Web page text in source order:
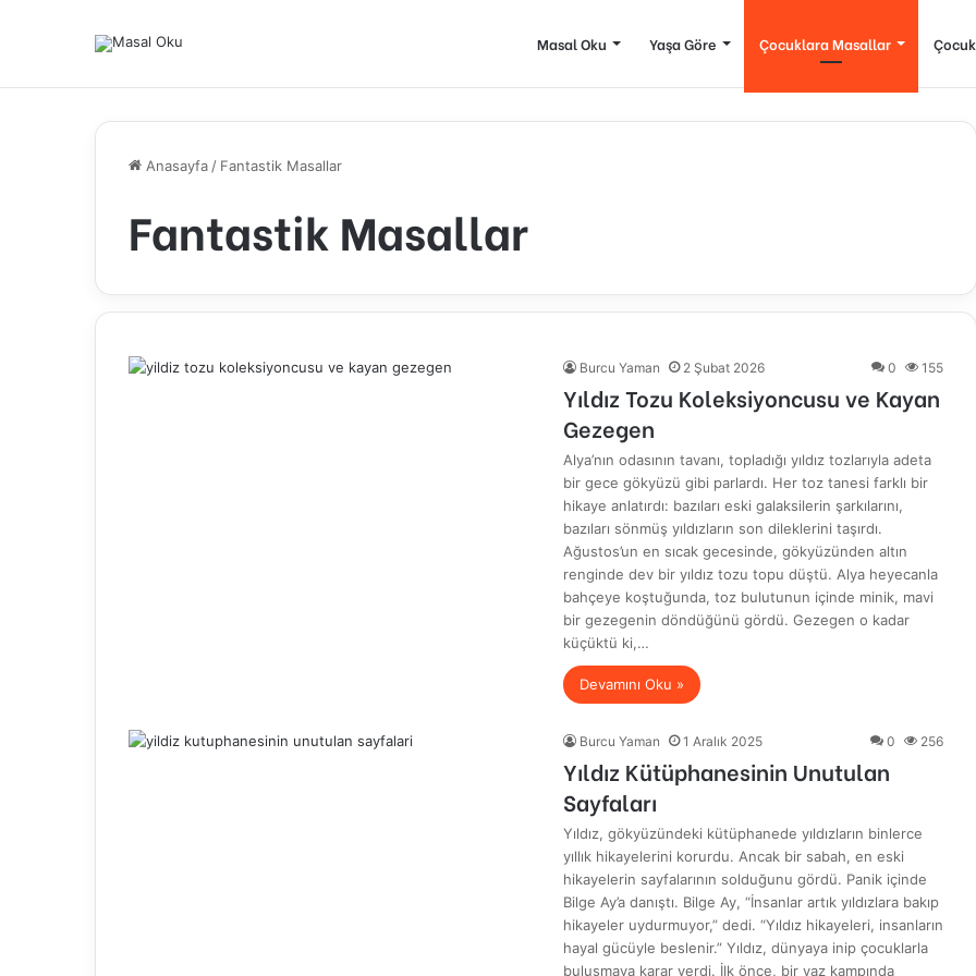
Masal Oku Yaşa Göre Çocuklara Masallar
Anasayfa / Fantastik Masallar
Fantastik Masallar
Burcu Yaman 2 Şubat 2026 0 155
Yıldız Tozu Koleksiyoncusu ve Kayan
Gezegen
Alya’nın odasının tavanı, topladığı yıldız tozlarıyla adeta
bir gece gökyüzü gibi parlardı. Her toz tanesi farklı bir
hikaye anlatırdı: bazıları eski galaksilerin şarkılarını,
bazıları sönmüş yıldızların son dileklerini taşırdı.
Ağustos’un en sıcak gecesinde, gökyüzünden altın
renginde dev bir yıldız tozu topu düştü. Alya heyecanla
bahçeye koştuğunda, toz bulutunun içinde minik, mavi
bir gezegenin döndüğünü gördü. Gezegen o kadar
küçüktü ki,…
Devamını Oku »
Burcu Yaman 1 Aralık 2025 0 256
Yıldız Kütüphanesinin Unutulan
Sayfaları
Yıldız, gökyüzündeki kütüphanede yıldızların binlerce
yıllık hikayelerini korurdu. Ancak bir sabah, en eski
hikayelerin sayfalarının solduğunu gördü. Panik içinde
Bilge Ay’a danıştı. Bilge Ay, “İnsanlar artık yıldızlara bakıp
hikayeler uydurmuyor,” dedi. “Yıldız hikayeleri, insanların
hayal gücüyle beslenir.” Yıldız, dünyaya inip çocuklarla
buluşmaya karar verdi. İlk önce, bir yaz kampında